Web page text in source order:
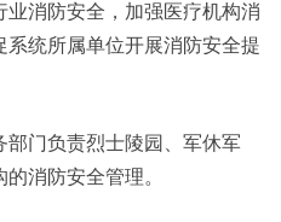
消防安全，加强医疗机构消
统所属单位开展消防安全提
门负责烈士陵园、军休军
消防安全管理。